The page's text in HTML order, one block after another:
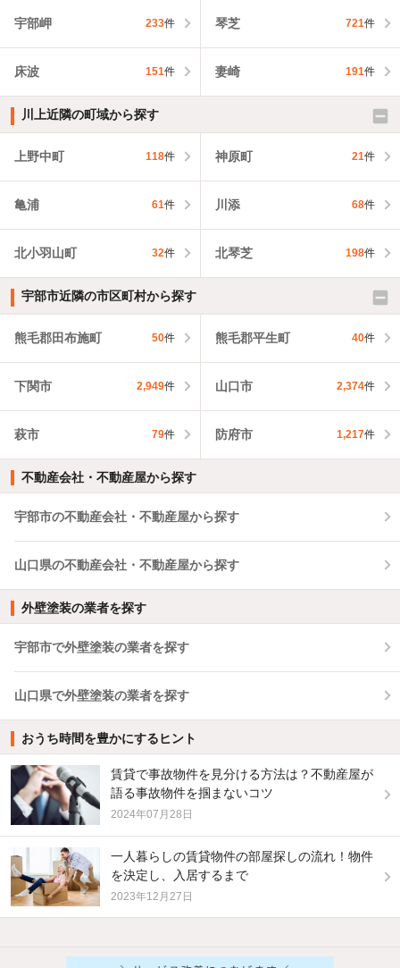
宇部岬 233件 琴芝 721件
床波 151件 妻崎 191件
川上近隣の町域から探す
上野中町 118件 神原町 21件
亀浦 61件 川添 68件
北小羽山町 32件 北琴芝 198件
宇部市近隣の市区町村から探す
熊毛郡田布施町 50件 熊毛郡平生町 40件
下関市 2,949件 山口市 2,374件
萩市 79件 防府市 1,217件
不動産会社・不動産屋から探す
宇部市の不動産会社・不動産屋から探す
山口県の不動産会社・不動産屋から探す
外壁塗装の業者を探す
宇部市で外壁塗装の業者を探す
山口県で外壁塗装の業者を探す
おうち時間を豊かにするヒント
賃貸で事故物件を見分ける方法は？不動産屋が
語る事故物件を掴まないコツ
2024年07月28日
一人暮らしの賃貸物件の部屋探しの流れ！物件
を決定し、入居するまで
2023年12月27日